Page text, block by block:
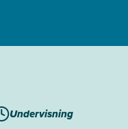
Undervisning